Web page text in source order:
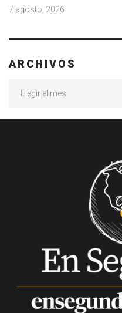
7 agosto, 2026
ARCHIVOS